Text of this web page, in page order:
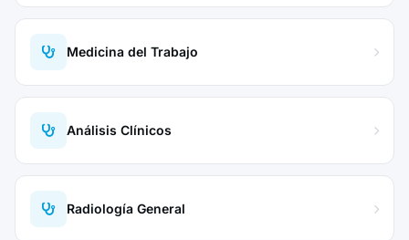
Medicina del Trabajo
Análisis Clínicos
Radiología General